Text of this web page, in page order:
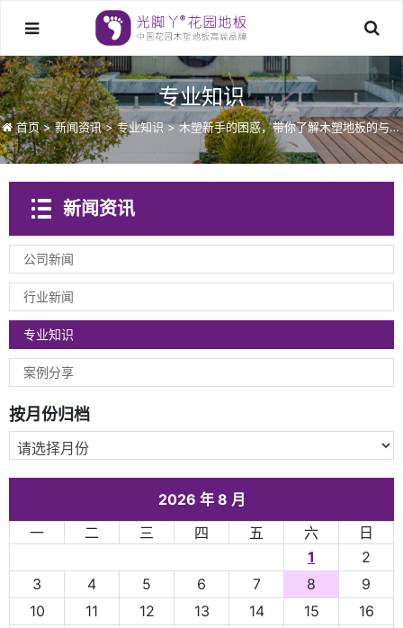
专业知识
首页 >新闻资讯 >专业知识 >木塑新手的困惑，带你了解木塑地板的与众
不同
新闻资讯
公司新闻
行业新闻
专业知识
案例分享
按月份归档
2026 年 8 月
一
二 三 四 五 六
日
1
2
3
4 5 6 7 8
9
10
11 12 13 14 15
16